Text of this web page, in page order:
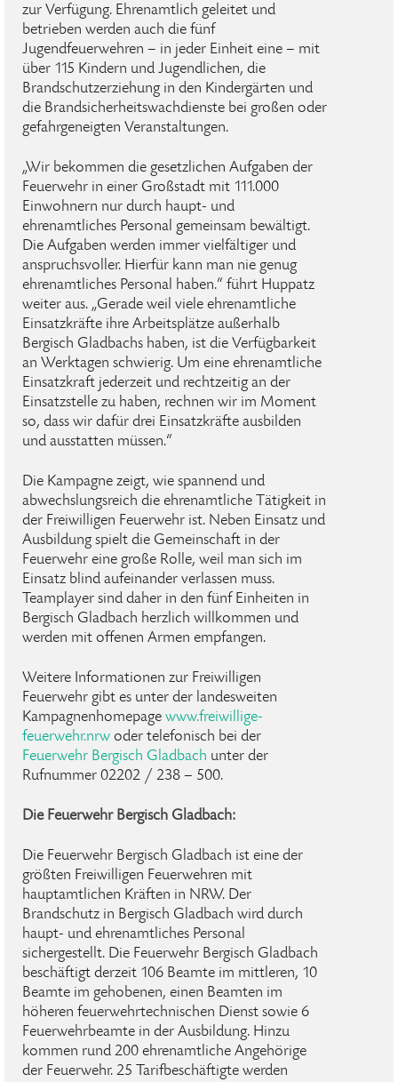
zur Verfügung. Ehrenamtlich geleitet und
betrieben werden auch die fünf
Jugendfeuerwehren – in jeder Einheit eine – mit
über 115 Kindern und Jugendlichen, die
Brandschutzerziehung in den Kindergärten und
die Brandsicherheitswachdienste bei großen oder
gefahrgeneigten Veranstaltungen.
„Wir bekommen die gesetzlichen Aufgaben der
Feuerwehr in einer Großstadt mit 111.000
Einwohnern nur durch haupt- und
ehrenamtliches Personal gemeinsam bewältigt.
Die Aufgaben werden immer vielfältiger und
anspruchsvoller. Hierfür kann man nie genug
ehrenamtliches Personal haben.“ führt Huppatz
weiter aus. „Gerade weil viele ehrenamtliche
Einsatzkräfte ihre Arbeitsplätze außerhalb
Bergisch Gladbachs haben, ist die Verfügbarkeit
an Werktagen schwierig. Um eine ehrenamtliche
Einsatzkraft jederzeit und rechtzeitig an der
Einsatzstelle zu haben, rechnen wir im Moment
so, dass wir dafür drei Einsatzkräfte ausbilden
und ausstatten müssen.“
Die Kampagne zeigt, wie spannend und
abwechslungsreich die ehrenamtliche Tätigkeit in
der Freiwilligen Feuerwehr ist. Neben Einsatz und
Ausbildung spielt die Gemeinschaft in der
Feuerwehr eine große Rolle, weil man sich im
Einsatz blind aufeinander verlassen muss.
Teamplayer sind daher in den fünf Einheiten in
Bergisch Gladbach herzlich willkommen und
werden mit offenen Armen empfangen.
Weitere Informationen zur Freiwilligen
Feuerwehr gibt es unter der landesweiten
Kampagnenhomepage www.freiwillige-
feuerwehr.nrw oder telefonisch bei der
Feuerwehr Bergisch Gladbach unter der
Rufnummer 02202 / 238 – 500.
Die Feuerwehr Bergisch Gladbach:
Die Feuerwehr Bergisch Gladbach ist eine der
größten Freiwilligen Feuerwehren mit
hauptamtlichen Kräften in NRW. Der
Brandschutz in Bergisch Gladbach wird durch
haupt- und ehrenamtliches Personal
sichergestellt. Die Feuerwehr Bergisch Gladbach
beschäftigt derzeit 106 Beamte im mittleren, 10
Beamte im gehobenen, einen Beamten im
höheren feuerwehrtechnischen Dienst sowie 6
Feuerwehrbeamte in der Ausbildung. Hinzu
kommen rund 200 ehrenamtliche Angehörige
der Feuerwehr. 25 Tarifbeschäftigte werden